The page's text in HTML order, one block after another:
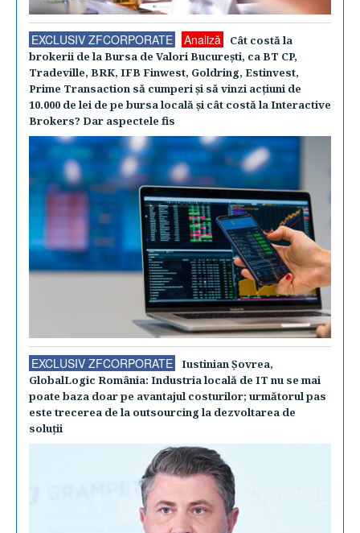
EXCLUSIV ZFCORPORATE Analiză
Cât costă la
brokerii de la Bursa de Valori Bucureşti, ca BT CP,
Tradeville, BRK, IFB Finwest, Goldring, Estinvest,
Prime Transaction să cumperi şi să vinzi acţiuni de
10.000 de lei de pe bursa locală şi cât costă la Interactive
Brokers? Dar aspectele fis
EXCLUSIV ZFCORPORATE
Iustinian Şovrea,
GlobalLogic România: Industria locală de IT nu se mai
poate baza doar pe avantajul costurilor; următorul pas
este trecerea de la outsourcing la dezvoltarea de
soluţii